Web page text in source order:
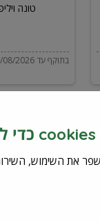
טונה
בתוקף עד 22/08/2026